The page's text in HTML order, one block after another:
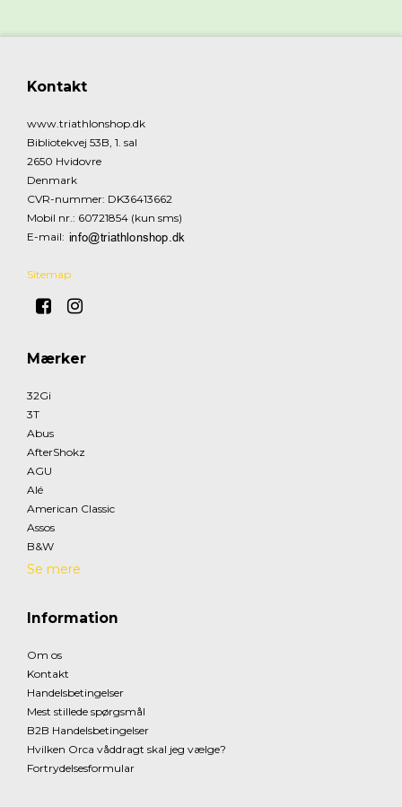
Kontakt
www.triathlonshop.dk
Bibliotekvej 53B, 1. sal
2650 Hvidovre
Denmark
CVR-nummer: DK36413662
Mobil nr.: 60721854 (kun sms)
E-mail:
Sitemap
Mærker
32Gi
3T
Abus
AfterShokz
AGU
Alé
American Classic
Assos
B&W
Se mere
Information
Om os
Kontakt
Handelsbetingelser
Mest stillede spørgsmål
B2B Handelsbetingelser
Hvilken Orca våddragt skal jeg vælge?
Fortrydelsesformular